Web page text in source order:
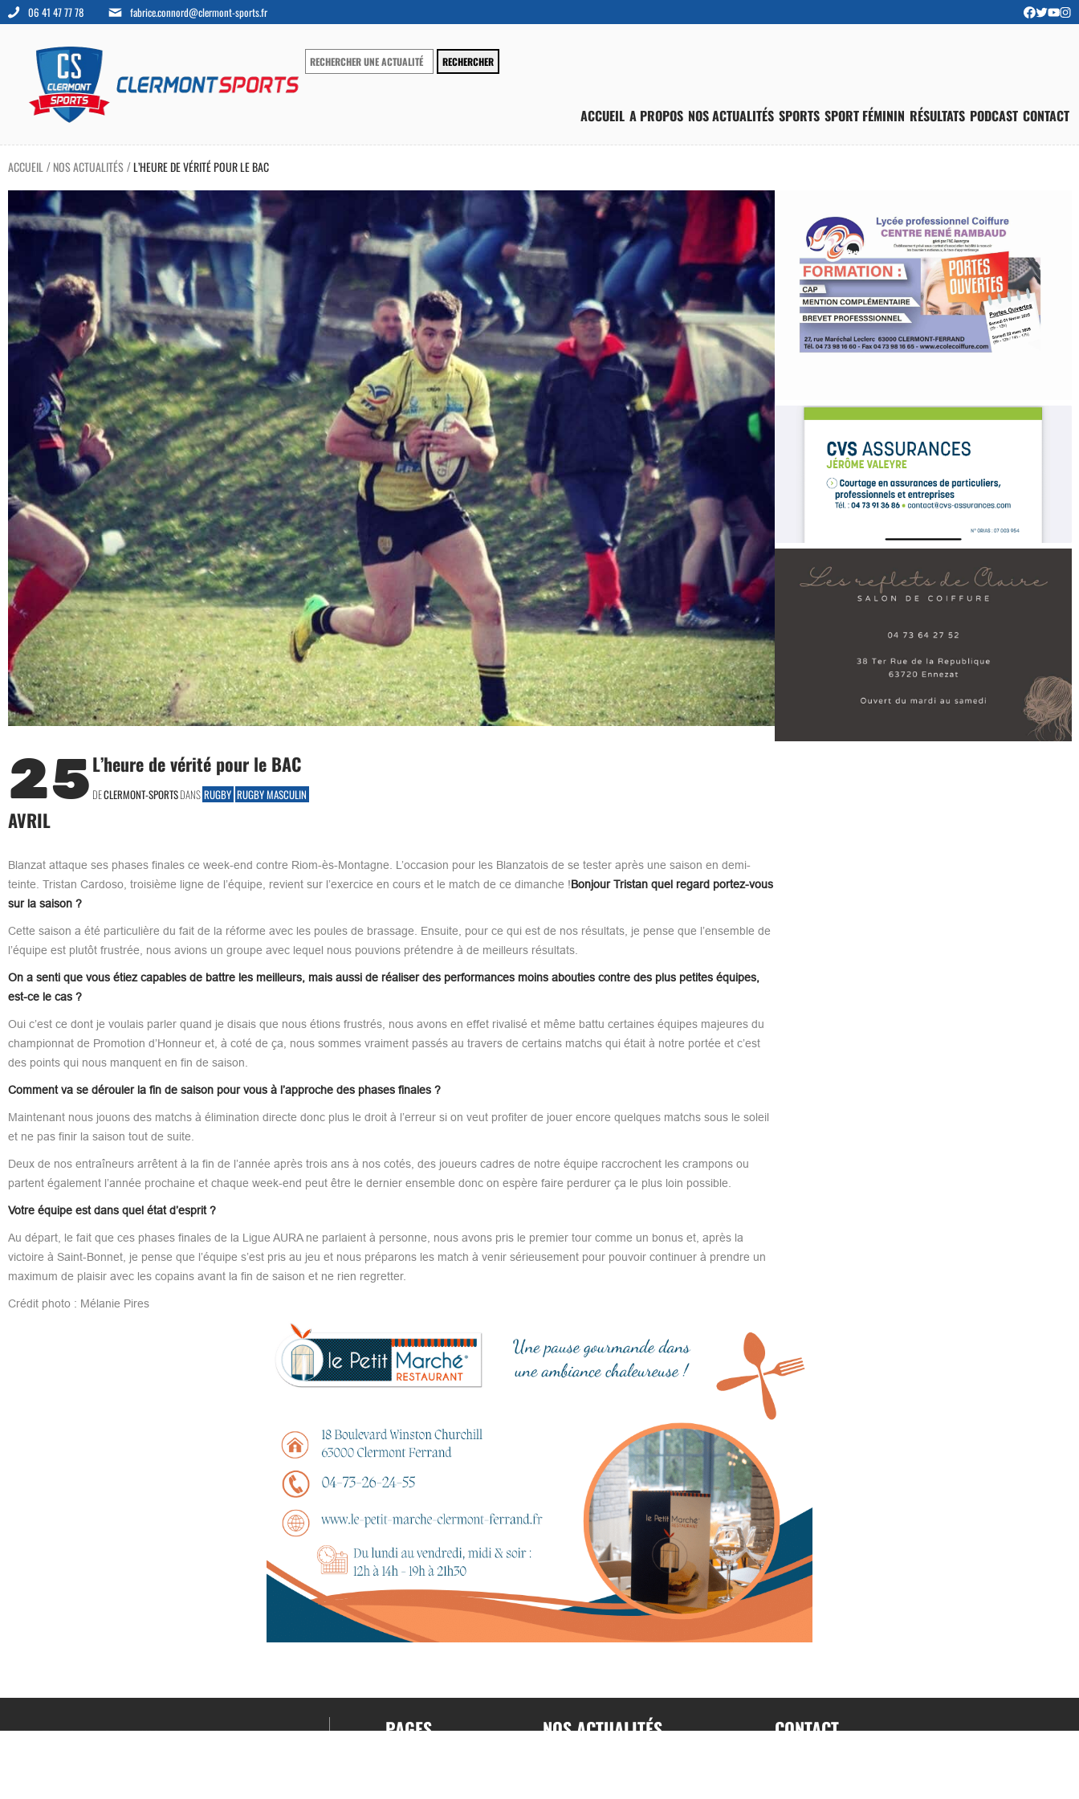
06 41 47 77 78 fabrice.connord@clermont-sports.fr
ACCUEIL A PROPOS NOS ACTUALITÉS SPORTS SPORT FÉMININ RÉSULTATS PODCAST CONTACT
ACCUEIL / NOS ACTUALITÉS/L’HEURE DE VÉRITÉ POUR LE BAC
25
AVRIL
L’heure de vérité pour le BAC
DECLERMONT-SPORTSDANS RUGBY RUGBY MASCULIN
Blanzat attaque ses phases finales ce week-end contre Riom-ès-Montagne. L’occasion pour les Blanzatois de se tester après une saison en demi-
teinte. Tristan Cardoso, troisième ligne de l’équipe, revient sur l’exercice en cours et le match de ce dimanche !Bonjour Tristan quel regard portez-vous
sur la saison ?
Cette saison a été particulière du fait de la réforme avec les poules de brassage. Ensuite, pour ce qui est de nos résultats, je pense que l’ensemble de
l’équipe est plutôt frustrée, nous avions un groupe avec lequel nous pouvions prétendre à de meilleurs résultats.
On a senti que vous étiez capables de battre les meilleurs, mais aussi de réaliser des performances moins abouties contre des plus petites équipes,
est-ce le cas ?
Oui c’est ce dont je voulais parler quand je disais que nous étions frustrés, nous avons en effet rivalisé et même battu certaines équipes majeures du
championnat de Promotion d’Honneur et, à coté de ça, nous sommes vraiment passés au travers de certains matchs qui était à notre portée et c’est
des points qui nous manquent en fin de saison.
Comment va se dérouler la fin de saison pour vous à l’approche des phases finales ?
Maintenant nous jouons des matchs à élimination directe donc plus le droit à l’erreur si on veut profiter de jouer encore quelques matchs sous le soleil
et ne pas finir la saison tout de suite.
Deux de nos entraîneurs arrêtent à la fin de l’année après trois ans à nos cotés, des joueurs cadres de notre équipe raccrochent les crampons ou
partent également l’année prochaine et chaque week-end peut être le dernier ensemble donc on espère faire perdurer ça le plus loin possible.
Votre équipe est dans quel état d’esprit ?
Au départ, le fait que ces phases finales de la Ligue AURA ne parlaient à personne, nous avons pris le premier tour comme un bonus et, après la
victoire à Saint-Bonnet, je pense que l’équipe s’est pris au jeu et nous préparons les match à venir sérieusement pour pouvoir continuer à prendre un
maximum de plaisir avec les copains avant la fin de saison et ne rien regretter.
Crédit photo : Mélanie Pires
PAGES NOS ACTUALITÉS CONTACT